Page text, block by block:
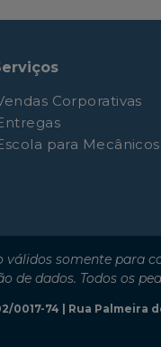
Corporativas
para Mecânicos
somente para
de dados. Todos os
0017-74 | Rua